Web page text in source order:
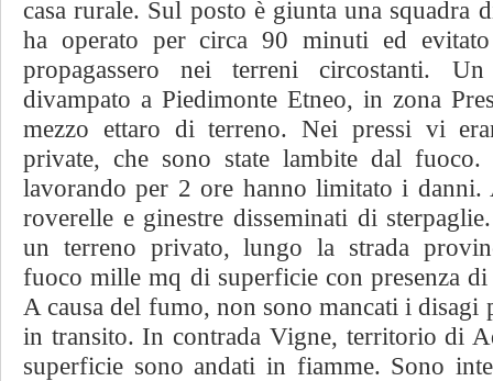
casa rurale. Sul posto è giunta una squadra
ha operato per circa 90 minuti ed
propagassero nei terreni circostanti.
divampato a Piedimonte Etneo, in zona
mezzo ettaro di terreno. Nei pressi vi
private, che sono state lambite dal
lavorando per 2 ore hanno limitato i danni.
roverelle e ginestre disseminati di
un terreno privato, lungo la strada
fuoco mille mq di superficie con presenza
A causa del fumo, non sono mancati i
in transito. In contrada Vigne, territorio di
superficie sono andati in fiamme. Sono